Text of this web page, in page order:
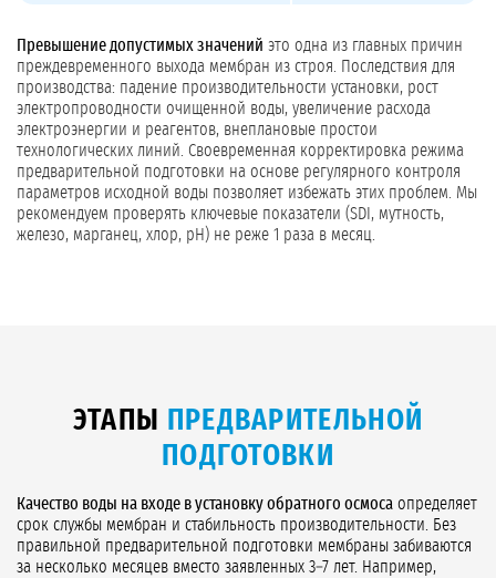
Превышение допустимых значений это одна из главных причин
преждевременного выхода мембран из строя. Последствия для
производства: падение производительности установки, рост
электропроводности очищенной воды, увеличение расхода
электроэнергии и реагентов, внеплановые простои
технологических линий. Своевременная корректировка режима
предварительной подготовки на основе регулярного контроля
параметров исходной воды позволяет избежать этих проблем. Мы
рекомендуем проверять ключевые показатели (SDI, мутность,
железо, марганец, хлор, pH) не реже 1 раза в месяц.
ЭТАПЫ
ПРЕДВАРИТЕЛЬНОЙ
ПОДГОТОВКИ
Качество воды на входе в установку обратного осмоса определяет
срок службы мембран и стабильность производительности. Без
правильной предварительной подготовки мембраны забиваются
за несколько месяцев вместо заявленных 3–7 лет. Например,